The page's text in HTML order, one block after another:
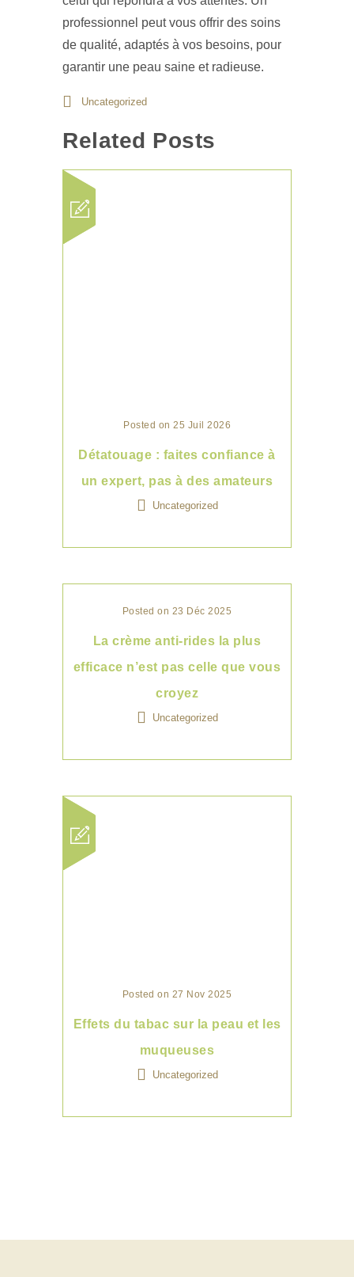
professionnel peut vous offrir des soins
de qualité, adaptés à vos besoins, pour
garantir une peau saine et radieuse.
Uncategorized
Related Posts
Posted on 25 Juil 2026
Détatouage : faites confiance à
un expert, pas à des amateurs
Uncategorized
Posted on 23 Déc 2025
La crème anti-rides la plus
efficace n’est pas celle que vous
croyez
Uncategorized
Posted on 27 Nov 2025
Effets du tabac sur la peau et les
muqueuses
Uncategorized